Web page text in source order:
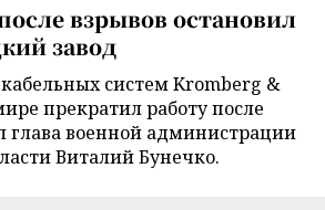
взрывов остановил
завод
систем Kromberg &
прекратил работу после
глава военной администрации
Виталий Бунечко.